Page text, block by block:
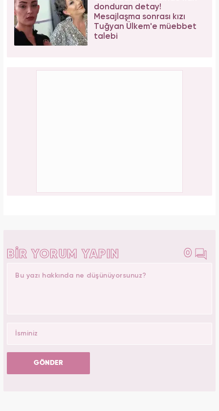
donduran detay!
Mesajlaşma sonrası kızı
Tuğyan Ülkem'e müebbet
talebi
BİR YORUM YAPIN 0
GÖNDER